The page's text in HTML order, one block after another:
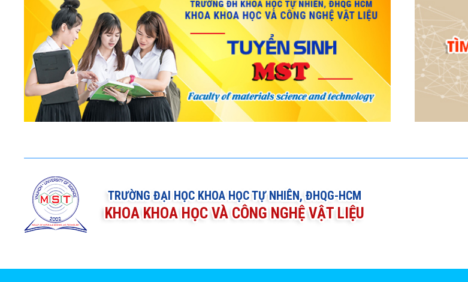
TRƯỜNG ĐẠI HỌC KHOA HỌC TỰ NHIÊN, ĐHQG-HCM
KHOA KHOA HỌC VÀ CÔNG NGHỆ VẬT LIỆU